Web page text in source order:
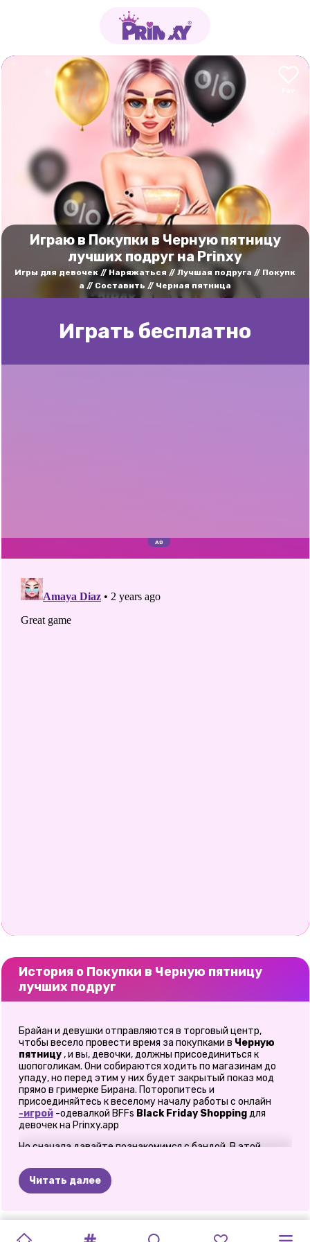
Играю в Покупки в Черную пятницу
лучших подруг на Prinxy
Игры для девочек Наряжаться Лучшая подруга
Покупк
а
Составить Черная пятница
Играть бесплатно
История о Покупки в Черную пятницу
лучших подруг
Брайан и девушки отправляются в торговый центр,
чтобы весело провести время за покупками в Черную
пятницу, и вы, девочки, должны присоединиться к
шопоголикам. Они собираются ходить по магазинам до
упаду, но перед этим у них будет закрытый показ мод
прямо в гримерке Бирана. Поторопитесь и
присоединяйтесь к веселому началу работы с онлайн
-игрой-одевалкой BFFs Black Friday Shoppingдля
девочек на Prinxy.app
Но сначала давайте познакомимся с бандой. В этой
клонов и королеву Эльзу. Кики и Рири, девушки из игры «
Тенденции макияжа на Хэллоуин
провести с вами время. Затем вы можете присоединиться
красивому представителю ЛГБТК, и королеве Эльзе,
Читать далее
TIKTOK
ПРИКЛЮЧЕНИЕ СЕСТРЫ
НЕБЕСНАЯ ПРИНЦЕССА БЛОНДИНКИ